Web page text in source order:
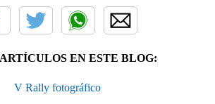
EN ESTE BLOG:
V Rally fotográfico